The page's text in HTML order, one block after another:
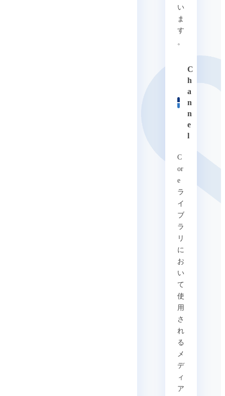
い
ま
す
。
C
h
a
n
n
e
l
C
or
e
ラ
イ
ブ
ラ
リ
に
お
い
て
使
用
さ
れ
る
メ
デ
ィ
ア